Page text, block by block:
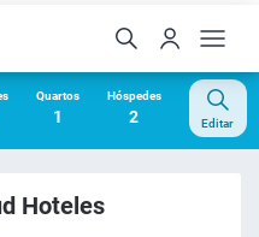
Quartos
1
Hóspedes
2 Editar
Hoteles